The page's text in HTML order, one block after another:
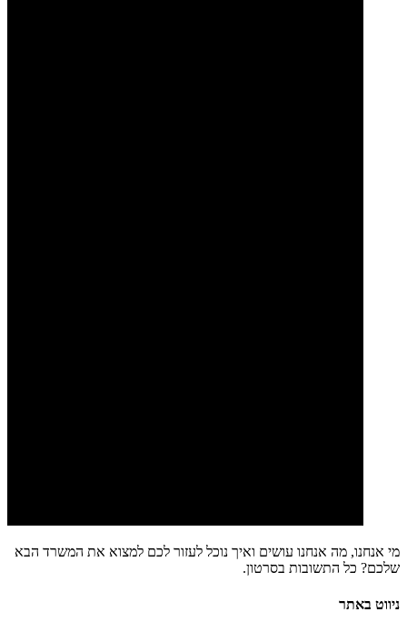
מי אנחנו, מה אנחנו עושים ואיך נוכל לעזור לכם למצוא את המשרד הבא
שלכם? כל התשובות בסרטון.
ניווט באתר